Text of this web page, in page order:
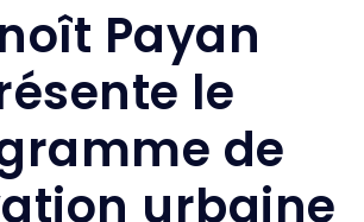
Payan
le
de
urbaine